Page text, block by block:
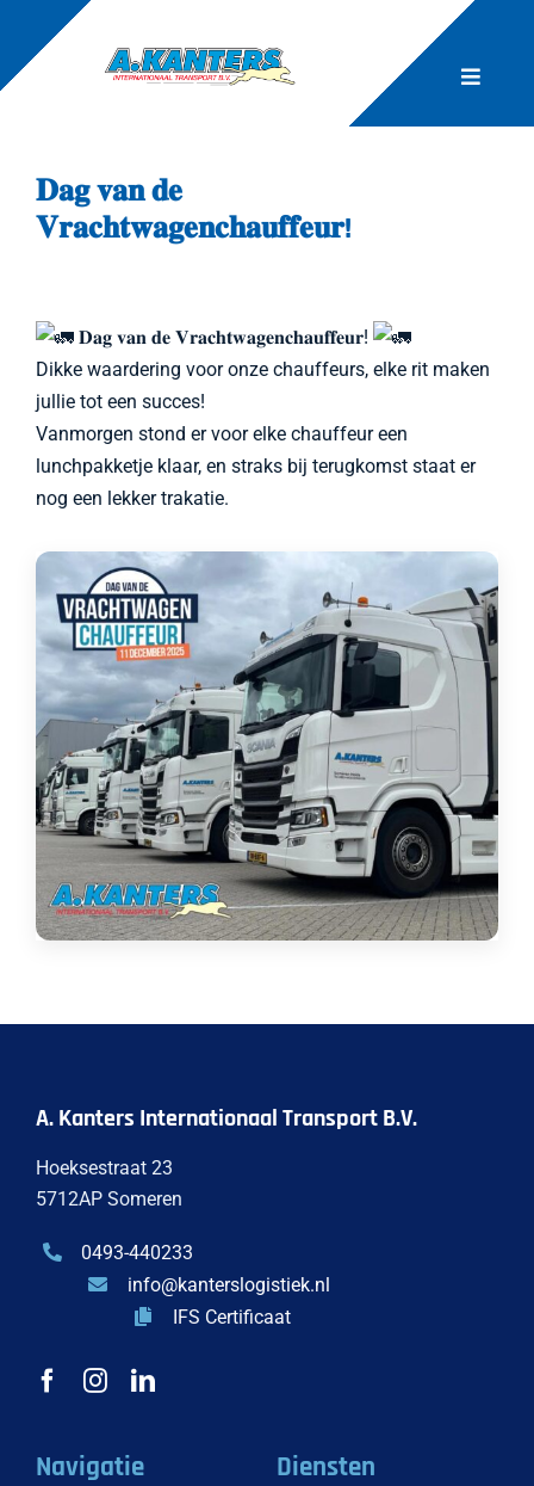
content
Toggle
Transport
Planning
Over Ons
Werken Bij
Galerij
Contact
𝐃𝐚𝐠 𝐯𝐚𝐧 𝐝𝐞
𝐕𝐫𝐚𝐜𝐡𝐭𝐰𝐚𝐠𝐞𝐧𝐜𝐡𝐚𝐮𝐟𝐟𝐞𝐮𝐫!
𝐃𝐚𝐠 𝐯𝐚𝐧 𝐝𝐞 𝐕𝐫𝐚𝐜𝐡𝐭𝐰𝐚𝐠𝐞𝐧𝐜𝐡𝐚𝐮𝐟𝐟𝐞𝐮𝐫!
Dikke waardering voor onze chauffeurs, elke rit maken
jullie tot een succes!
Vanmorgen stond er voor elke chauffeur een
lunchpakketje klaar, en straks bij terugkomst staat er
nog een lekker trakatie.
A. Kanters Internationaal Transport B.V.
Hoeksestraat 23
5712AP Someren
0493-440233
info@kanterslogistiek.nl
IFS Certificaat
Navigatie Diensten